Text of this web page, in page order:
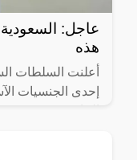
عاجل:
هذه
أعلنت السلطات
إحدى الجنسيات